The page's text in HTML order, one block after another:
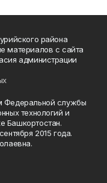
района
материалов с сайта
администрации
Федеральной службы
технологий и
Башкортостан.
2015 года.